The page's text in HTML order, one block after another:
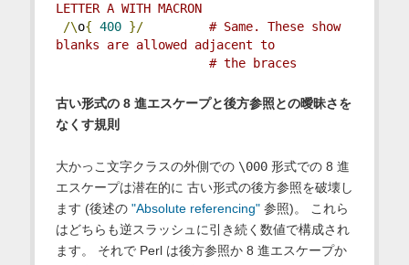
LETTER A WITH MACRON
/\o{ 400 }/
# Same. These show
blanks are allowed adjacent to
# the braces
古い形式の 8 進エスケープと後方参照との曖昧さを
なくす規則
大かっこ文字クラスの外側での \000形式での 8 進
エスケープは潜在的に 古い形式の後方参照を破壊し
ます (後述の "Absolute referencing"参照)。 これら
はどちらも逆スラッシュに引き続く数値で構成され
ます。 それで Perl は後方参照か 8 進エスケープか